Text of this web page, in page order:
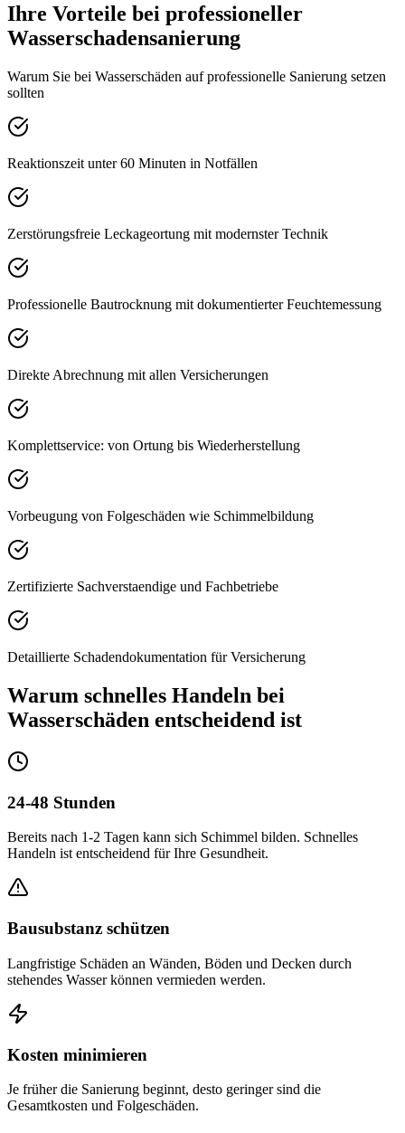
Ihre Vorteile bei professioneller
Wasserschadensanierung
Warum Sie bei Wasserschäden auf professionelle Sanierung setzen
sollten
Reaktionszeit unter 60 Minuten in Notfällen
Zerstörungsfreie Leckageortung mit modernster Technik
Professionelle Bautrocknung mit dokumentierter Feuchtemessung
Direkte Abrechnung mit allen Versicherungen
Komplettservice: von Ortung bis Wiederherstellung
Vorbeugung von Folgeschäden wie Schimmelbildung
Zertifizierte Sachverstaendige und Fachbetriebe
Detaillierte Schadendokumentation für Versicherung
Warum schnelles Handeln bei
Wasserschäden entscheidend ist
24-48 Stunden
Bereits nach 1-2 Tagen kann sich Schimmel bilden. Schnelles
Handeln ist entscheidend für Ihre Gesundheit.
Bausubstanz schützen
Langfristige Schäden an Wänden, Böden und Decken durch
stehendes Wasser können vermieden werden.
Kosten minimieren
Je früher die Sanierung beginnt, desto geringer sind die
Gesamtkosten und Folgeschäden.